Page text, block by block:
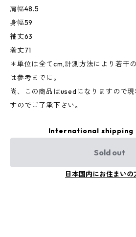
肩幅48.5
身幅59
袖丈63
着丈71
＊単位は全てcm,計測方法により若干
は参考までに。
尚、この商品はusedになりますので
すのでご了承下さい。
International shipping
Sold out
日本国内にお住まいの